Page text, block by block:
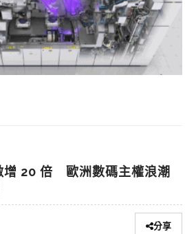
20 倍 歐洲數碼主權浪潮
分享